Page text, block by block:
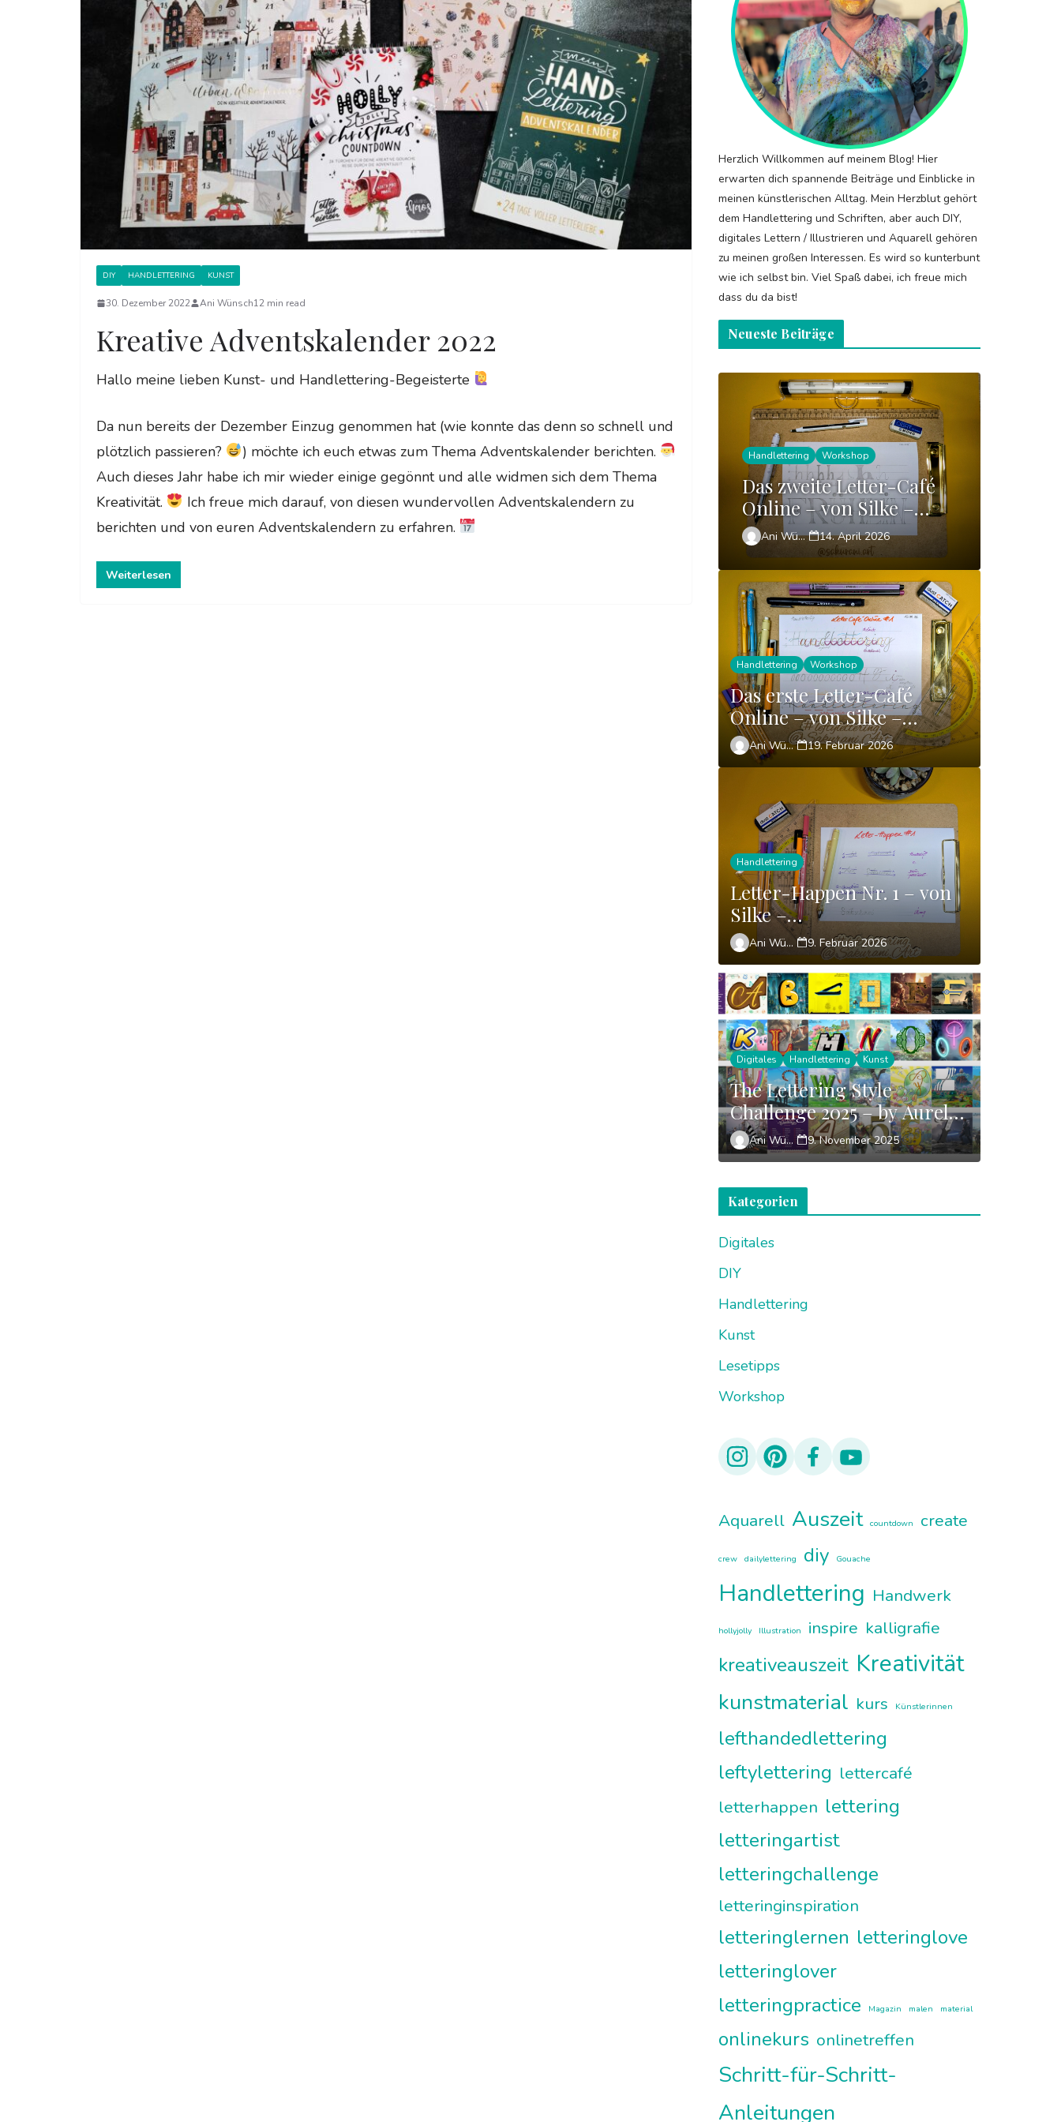
DIY HANDLETTERING KUNST
30. Dezember 2022 Ani Wünsch12 min read
Kreative Adventskalender 2022
Hallo meine lieben Kunst- und Handlettering-Begeisterte
Da nun bereits der Dezember Einzug genommen hat (wie konnte das denn so schnell und
plötzlich passieren?
) möchte ich euch etwas zum Thema Adventskalender berichten.
Auch dieses Jahr habe ich mir wieder einige gegönnt und alle widmen sich dem Thema
Kreativität.
Ich freue mich darauf, von diesen wundervollen Adventskalendern zu
berichten und von euren Adventskalendern zu erfahren.
Weiterlesen
Herzlich Willkommen auf meinem Blog! Hier
erwarten dich spannende Beiträge und Einblicke in
meinen künstlerischen Alltag. Mein Herzblut gehört
dem Handlettering und Schriften, aber auch DIY,
digitales Lettern / Illustrieren und Aquarell gehören
zu meinen großen Interessen. Es wird so kunterbunt
wie ich selbst bin. Viel Spaß dabei, ich freue mich
dass du da bist!
Neueste Beiträge
Handlettering Workshop
Das zweite Letter-Café
Online – von Silke –
theLETTERtheBETTER
Ani Wünsch 14. April 2026
Handlettering Workshop
Das erste Letter-Café
Online – von Silke –
theLETTERtheBETTER
Ani Wünsch 19. Februar 2026
Handlettering
Letter-Happen Nr. 1 – von
Silke –
theLETTERtheBETTER
Ani Wünsch 9. Februar 2026
Digitales Handlettering Kunst
The Lettering Style
Challenge 2025 – by Aurelie
MaronAni Wünsch 9. November 2025
Kategorien
Digitales
DIY
Handlettering
Kunst
Lesetipps
Workshop
Aquarell Auszeit countdown create
crew dailylettering diy Gouache
Handlettering Handwerk
hollyjolly Illustration inspire kalligrafie
kreativeauszeit Kreativität
kunstmaterial kurs Künstlerinnen
lefthandedlettering
leftylettering lettercafé
letterhappen lettering
letteringartist
letteringchallenge
letteringinspiration
letteringlernen letteringlove
letteringlover
letteringpractice
Magazin malen material
onlinekurs onlinetreffen
Schritt-für-Schritt-
Anleitungen